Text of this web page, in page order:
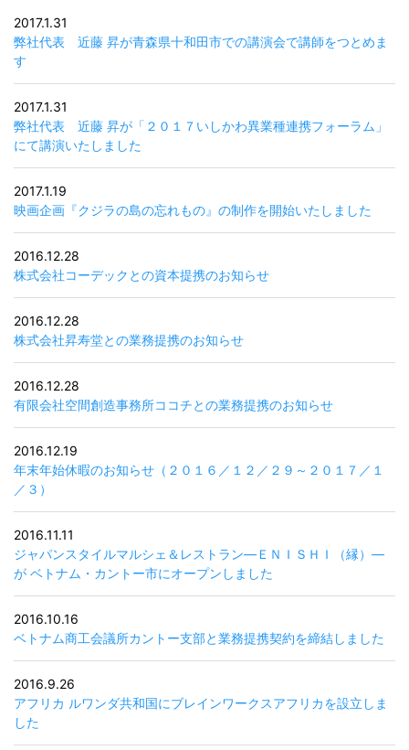
2017.1.31
弊社代表 近藤 昇が青森県十和田市での講演会で講師をつとめま
す
2017.1.31
弊社代表 近藤 昇が「２０１７いしかわ異業種連携フォーラム」
にて講演いたしました
2017.1.19
映画企画『クジラの島の忘れもの』の制作を開始いたしました
2016.12.28
株式会社コーデックとの資本提携のお知らせ
2016.12.28
株式会社昇寿堂との業務提携のお知らせ
2016.12.28
有限会社空間創造事務所ココチとの業務提携のお知らせ
2016.12.19
年末年始休暇のお知らせ（２０１６／１２／２９～２０１７／１
／３）
2016.11.11
ジャパンスタイルマルシェ＆レストラン―ＥＮＩＳＨＩ（縁）―
が ベトナム・カントー市にオープンしました
2016.10.16
ベトナム商工会議所カントー支部と業務提携契約を締結しました
2016.9.26
アフリカ ルワンダ共和国にブレインワークスアフリカを設立しま
した